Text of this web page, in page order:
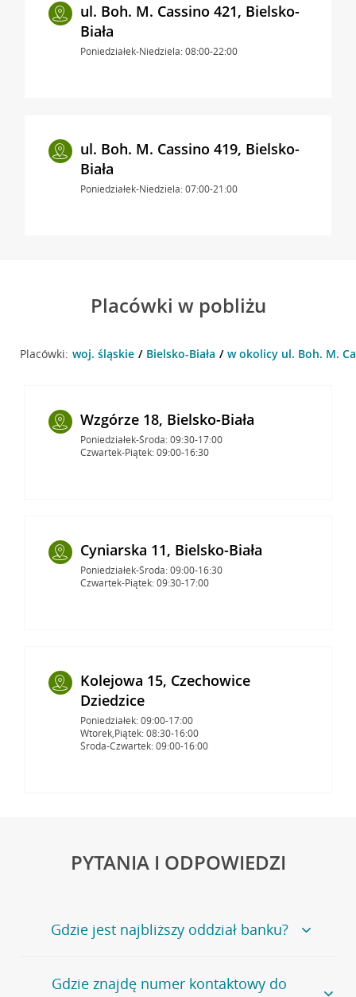
ul. Boh. M. Cassino 421, Bielsko-
Biała
Poniedziałek-Niedziela: 08:00-22:00
ul. Boh. M. Cassino 419, Bielsko-
Biała
Poniedziałek-Niedziela: 07:00-21:00
Placówki w pobliżu
Placówki: woj. śląskie Bielsko-Biała w okolicy ul. Boh. M.
Wzgórze 18, Bielsko-Biała
Poniedziałek-Środa: 09:30-17:00
Czwartek-Piątek: 09:00-16:30
Cyniarska 11, Bielsko-Biała
Poniedziałek-Środa: 09:00-16:30
Czwartek-Piątek: 09:30-17:00
Kolejowa 15, Czechowice
Dziedzice
Poniedziałek: 09:00-17:00
Wtorek,Piątek: 08:30-16:00
Środa-Czwartek: 09:00-16:00
PYTANIA I ODPOWIEDZI
Gdzie jest najbliższy oddział banku?
Jeśli szukasz oddziału naszego banku, zapraszamy na
stronęPlacówki i bankomaty, na której znajduje się
Gdzie znajdę numer kontaktowy do